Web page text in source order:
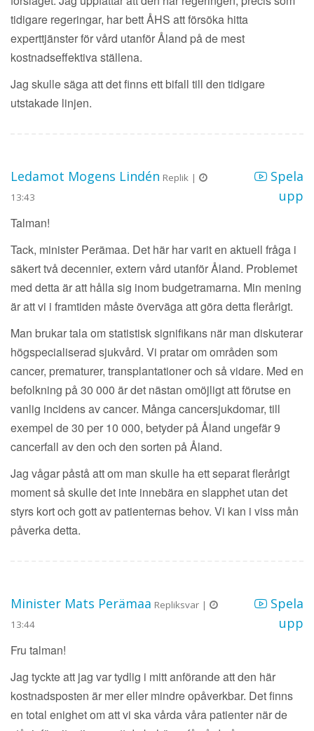
tidigare regeringar, har bett ÅHS att försöka hitta
experttjänster för vård utanför Åland på de mest
kostnadseffektiva ställena.
Jag skulle säga att det finns ett bifall till den tidigare
utstakade linjen.
Ledamot Mogens Lindén Replik |
13:43
Spela
upp
Talman!
Tack, minister Perämaa. Det här har varit en aktuell fråga i
säkert två decennier, extern vård utanför Åland. Problemet
med detta är att hålla sig inom budgetramarna. Min mening
är att vi i framtiden måste överväga att göra detta flerårigt.
Man brukar tala om statistisk signifikans när man diskuterar
högspecialiserad sjukvård. Vi pratar om områden som
cancer, prematurer, transplantationer och så vidare. Med en
befolkning på 30 000 är det nästan omöjligt att förutse en
vanlig incidens av cancer. Många cancersjukdomar, till
exempel de 30 per 10 000, betyder på Åland ungefär 9
cancerfall av den och den sorten på Åland.
Jag vågar påstå att om man skulle ha ett separat flerårigt
moment så skulle det inte innebära en slapphet utan det
styrs kort och gott av patienternas behov. Vi kan i viss mån
påverka detta.
Minister Mats Perämaa Repliksvar |
13:44
Spela
upp
Fru talman!
Jag tyckte att jag var tydlig i mitt anförande att den här
kostnadsposten är mer eller mindre opåverkbar. Det finns
en total enighet om att vi ska vårda våra patienter när de